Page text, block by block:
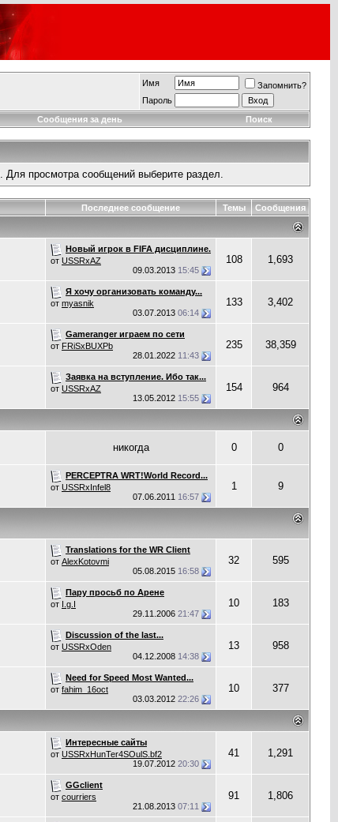
Имя
Запомнить?
Пароль
Сообщения за день Поиск
. Для просмотра сообщений выберите раздел.
Последнее сообщение Темы Сообщения
Новый игрок в FIFA дисциплине.
от USSRxAZ
09.03.2013 15:45
108 1,693
Я хочу организовать команду...
от myasnik
03.07.2013 06:14
133 3,402
Gameranger играем по сети
от FRiSxBUXPb
28.01.2022 11:43
235 38,359
Заявка на вступление. Ибо так...
от USSRxAZ
13.05.2012 15:55
154 964
никогда 0 0
PERCEPTRA WRT!World Record...
от USSRxInfel8
07.06.2011 16:57
1 9
Translations for the WR Client
от AlexKotovmi
05.08.2015 16:58
32 595
Пару просьб по Арене
от I.g.I
29.11.2006 21:47
10 183
Discussion of the last...
от USSRxOden
04.12.2008 14:38
13 958
Need for Speed Most Wanted...
от fahim_16oct
03.03.2012 22:26
10 377
Интересные сайты
от USSRxHunTer4SOulS.bf2
19.07.2012 20:30
41 1,291
GGclient
от courriers
21.08.2013 07:11
91 1,806